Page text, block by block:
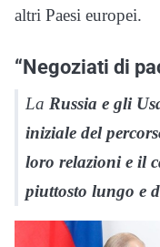
altri Paesi europei.
“Negoziati di
La Russia e gli
iniziale del
loro relazioni e il
piuttosto lungo e